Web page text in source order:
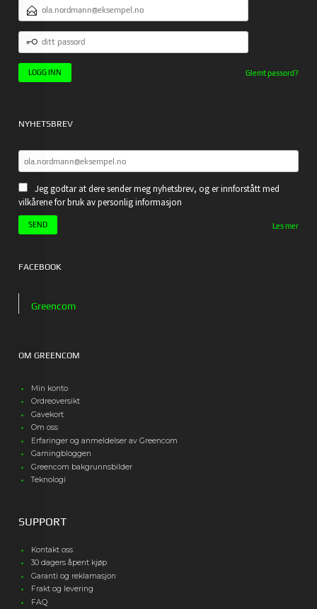
POSTADRESSE
DITT
PASSORD
Glemt passord?
NYHETSBREV
Jeg godtar at dere sender meg nyhetsbrev, og er innforstått med
vilkårene for bruk av personlig informasjon
Les mer
FACEBOOK
Greencom
OM GREENCOM
Min konto
Ordreoversikt
Gavekort
Om oss
Erfaringer og anmeldelser av Greencom
Gamingbloggen
Greencom bakgrunnsbilder
Teknologi
SUPPORT
Kontakt oss
30 dagers åpent kjøp
Garanti og reklamasjon
Frakt og levering
FAQ